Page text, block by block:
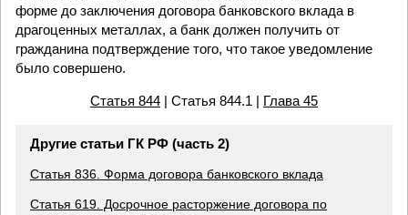
форме до заключения договора банковского вклада в
драгоценных металлах, а банк должен получить от
гражданина подтверждение того, что такое уведомление
было совершено.
Статья 844| Статья 844.1 | Глава 45
Другие статьи ГК РФ (часть 2)
Статья 836. Форма договора банковского вклада
Статья 619. Досрочное расторжение договора по